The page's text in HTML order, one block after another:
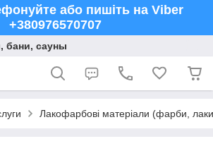
або пишіть на Viber
+380976570707
бани, сауны
Лакофарбові матеріали (фарби,